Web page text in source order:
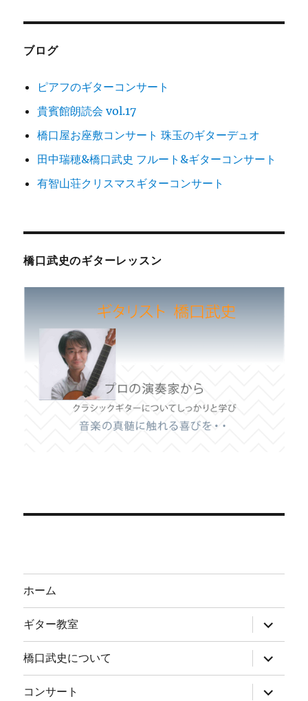
ン
ブログ
ピアフのギターコンサート
貴賓館朗読会 vol.17
橋口屋お座敷コンサート 珠玉のギターデュオ
田中瑞穂&橋口武史 フルート&ギターコンサート
有智山荘クリスマスギターコンサート
橋口武史のギターレッスン
ホーム
ギター教室
サ
ブ
メ
ニ
ュ
ー
を
展
橋口武史について
サ
ブ
メ
ニ
コンサート
サ